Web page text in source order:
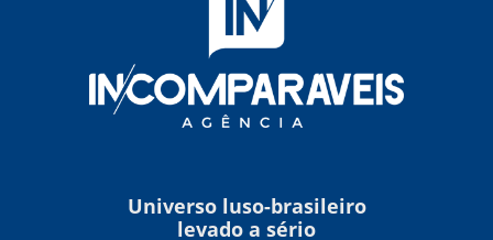
Universo luso-brasileiro
levado a sério